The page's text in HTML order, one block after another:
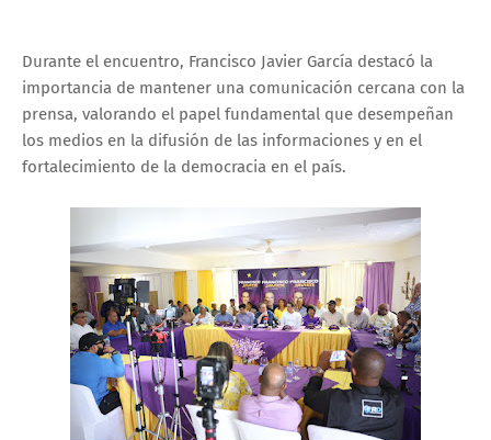
Durante el encuentro, Francisco Javier García destacó la
importancia de mantener una comunicación cercana con la
prensa, valorando el papel fundamental que desempeñan
los medios en la difusión de las informaciones y en el
fortalecimiento de la democracia en el país.